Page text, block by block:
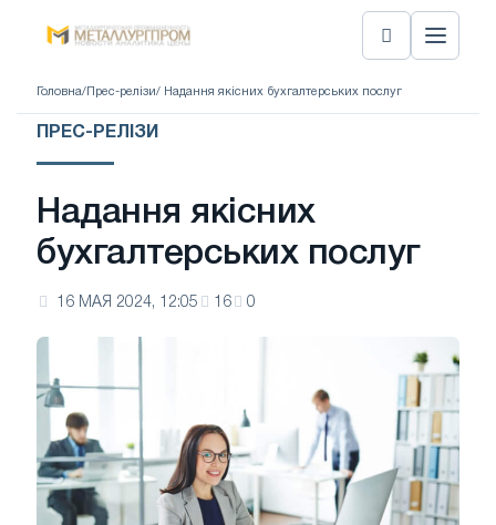
Головна/ Прес-релізи/ Надання якісних бухгалтерських послуг
ПРЕС-РЕЛІЗИ
Надання якісних
бухгалтерських послуг
16 МАЯ 2024, 12:05 16 0